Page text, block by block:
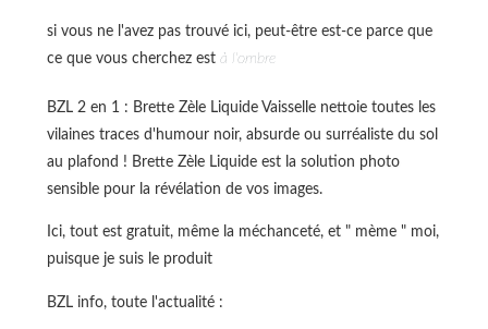
si vous ne l'avez pas trouvé ici, peut-être est-ce parce que
ce que vous cherchez est à l'ombre
BZL 2 en 1 : Brette Zèle Liquide Vaisselle nettoie toutes les
vilaines traces d'humour noir, absurde ou surréaliste du sol
au plafond ! Brette Zèle Liquide est la solution photo
sensible pour la révélation de vos images.
Ici, tout est gratuit, même la méchanceté, et " mème " moi,
puisque je suis le produit
BZL info, toute l'actualité :